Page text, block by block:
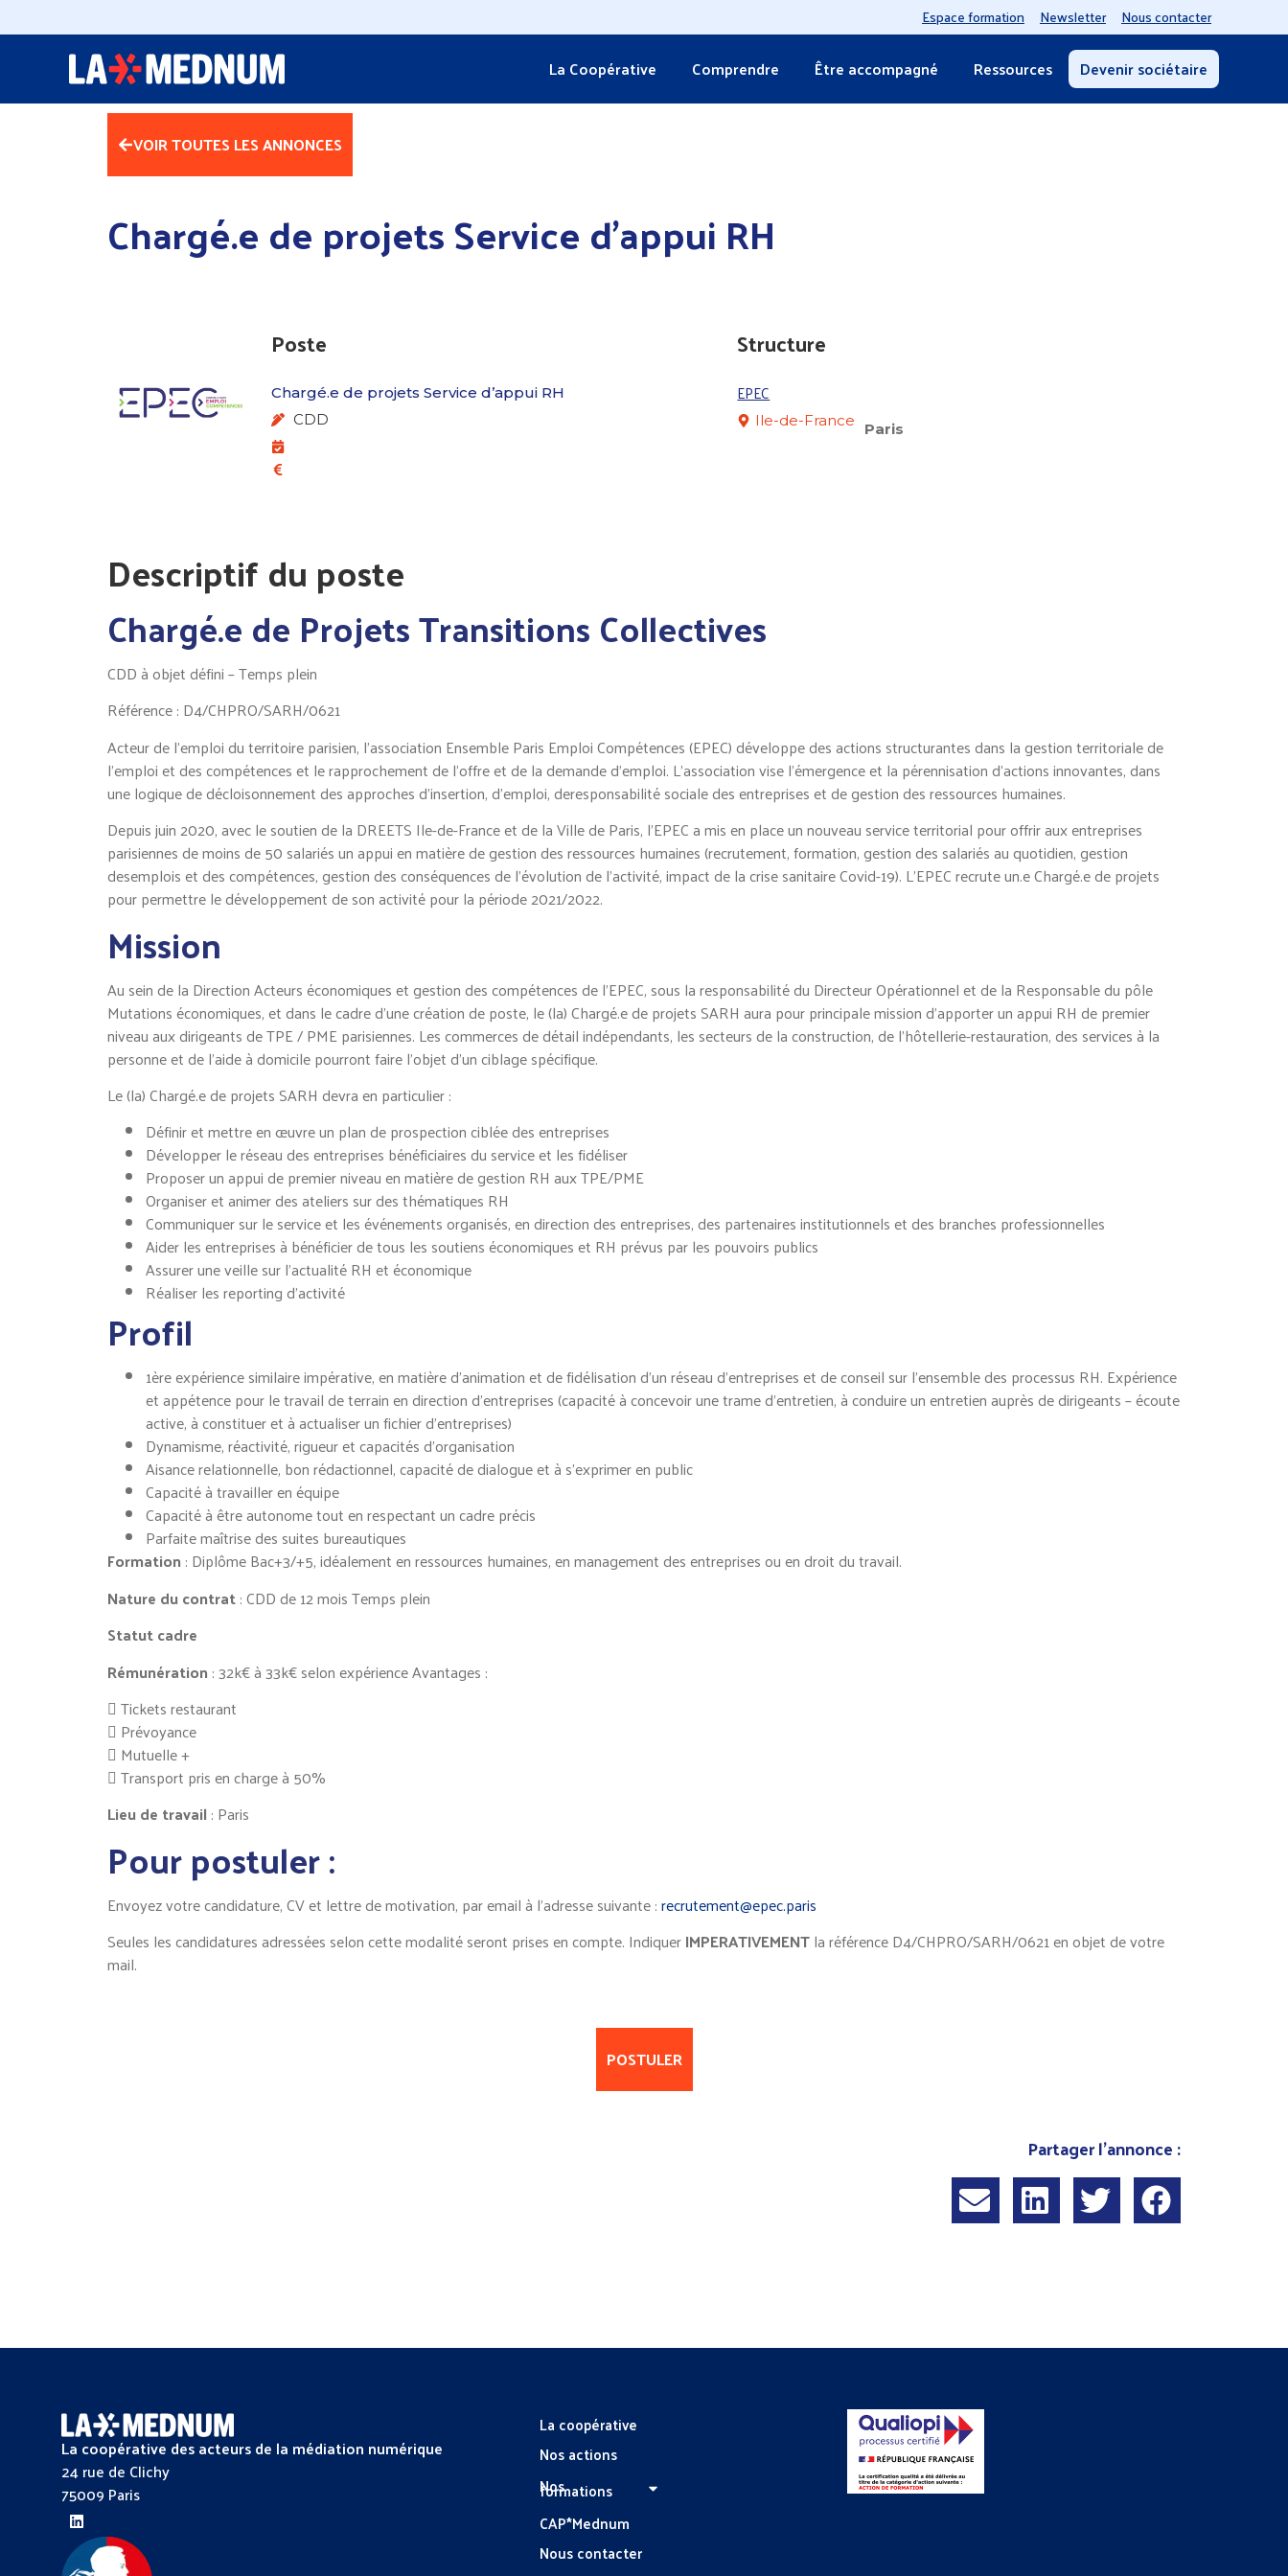
Espace formation Newsletter Nous contacter
La Coopérative Comprendre Être accompagné Ressources Devenir sociétaire
VOIR TOUTES LES ANNONCES
Chargé.e de projets Service d’appui RH
Poste
Chargé.e de projets Service d’appui RH
CDD
Structure
EPEC
Ile-de-France Paris
Descriptif du poste
Chargé.e de Projets Transitions Collectives
CDD à objet défini – Temps plein
Référence : D4/CHPRO/SARH/0621
Acteur de l’emploi du territoire parisien, l’association Ensemble Paris Emploi Compétences (EPEC) développe des actions structurantes dans la gestion territoriale de
l’emploi et des compétences et le rapprochement de l’offre et de la demande d’emploi. L’association vise l’émergence et la pérennisation d’actions innovantes, dans
une logique de décloisonnement des approches d’insertion, d’emploi, deresponsabilité sociale des entreprises et de gestion des ressources humaines.
Depuis juin 2020, avec le soutien de la DREETS Ile-de-France et de la Ville de Paris, l’EPEC a mis en place un nouveau service territorial pour offrir aux entreprises
parisiennes de moins de 50 salariés un appui en matière de gestion des ressources humaines (recrutement, formation, gestion des salariés au quotidien, gestion
desemplois et des compétences, gestion des conséquences de l’évolution de l’activité, impact de la crise sanitaire Covid-19). L’EPEC recrute un.e Chargé.e de projets
pour permettre le développement de son activité pour la période 2021/2022.
Mission
Au sein de la Direction Acteurs économiques et gestion des compétences de l’EPEC, sous la responsabilité du Directeur Opérationnel et de la Responsable du pôle
Mutations économiques, et dans le cadre d’une création de poste, le (la) Chargé.e de projets SARH aura pour principale mission d’apporter un appui RH de premier
niveau aux dirigeants de TPE / PME parisiennes. Les commerces de détail indépendants, les secteurs de la construction, de l’hôtellerie-restauration, des services à la
personne et de l’aide à domicile pourront faire l’objet d’un ciblage spécifique.
Le (la) Chargé.e de projets SARH devra en particulier :
Définir et mettre en œuvre un plan de prospection ciblée des entreprises
Développer le réseau des entreprises bénéficiaires du service et les fidéliser
Proposer un appui de premier niveau en matière de gestion RH aux TPE/PME
Organiser et animer des ateliers sur des thématiques RH
Communiquer sur le service et les événements organisés, en direction des entreprises, des partenaires institutionnels et des branches professionnelles
Aider les entreprises à bénéficier de tous les soutiens économiques et RH prévus par les pouvoirs publics
Assurer une veille sur l’actualité RH et économique
Réaliser les reporting d’activité
Profil
1ère expérience similaire impérative, en matière d’animation et de fidélisation d’un réseau d’entreprises et de conseil sur l’ensemble des processus RH. Expérience
et appétence pour le travail de terrain en direction d’entreprises (capacité à concevoir une trame d’entretien, à conduire un entretien auprès de dirigeants – écoute
active, à constituer et à actualiser un fichier d’entreprises)
Dynamisme, réactivité, rigueur et capacités d’organisation
Aisance relationnelle, bon rédactionnel, capacité de dialogue et à s’exprimer en public
Capacité à travailler en équipe
Capacité à être autonome tout en respectant un cadre précis
Parfaite maîtrise des suites bureautiques
Formation : Diplôme Bac+3/+5, idéalement en ressources humaines, en management des entreprises ou en droit du travail.
Nature du contrat: CDD de 12 mois Temps plein
Statut cadre
Rémunération : 32k€ à 33k€ selon expérience Avantages :
 Tickets restaurant
 Prévoyance
 Mutuelle +
 Transport pris en charge à 50%
Lieu de travail : Paris
Pour postuler :
Envoyez votre candidature, CV et lettre de motivation, par email à l’adresse suivante :recrutement@epec.paris
Seules les candidatures adressées selon cette modalité seront prises en compte. IndiquerIMPERATIVEMENTla référence D4/CHPRO/SARH/0621 en objet de votre
mail.
POSTULER
Partager l'annonce :
La coopérative des acteurs de la médiation numérique
24 rue de Clichy
75009 Paris
La coopérative
Nos actions
Nos
formations
CAP*Mednum
Nous contacter